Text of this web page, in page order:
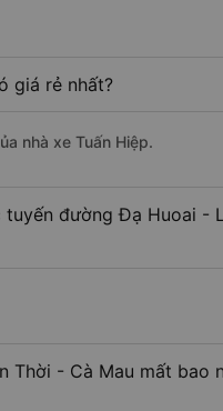
giá rẻ nhất?
nhà xe Tuấn Hiệp.
đường Đạ Huoai -
Thời - Cà Mau mất bao